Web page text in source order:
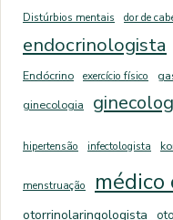
Distúrbios mentais
dor de
endocrinologista
Endócrino exercício físico
ginecologia
hipertensão infectologista
menstruação
otorrinolaringologista